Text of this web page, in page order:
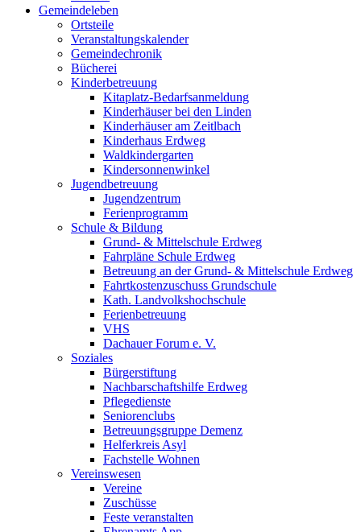
Gemeindeleben
Ortsteile
Veranstaltungskalender
Gemeindechronik
Bücherei
Kinderbetreuung
Kitaplatz-Bedarfsanmeldung
Kinderhäuser bei den Linden
Kinderhäuser am Zeitlbach
Kinderhaus Erdweg
Waldkindergarten
Kindersonnenwinkel
Jugendbetreuung
Jugendzentrum
Ferienprogramm
Schule & Bildung
Grund- & Mittelschule Erdweg
Fahrpläne Schule Erdweg
Betreuung an der Grund- & Mittelschule Erdweg
Fahrtkostenzuschuss Grundschule
Kath. Landvolkshochschule
Ferienbetreuung
VHS
Dachauer Forum e. V.
Soziales
Bürgerstiftung
Nachbarschaftshilfe Erdweg
Pflegedienste
Seniorenclubs
Betreuungsgruppe Demenz
Helferkreis Asyl
Fachstelle Wohnen
Vereinswesen
Vereine
Zuschüsse
Feste veranstalten